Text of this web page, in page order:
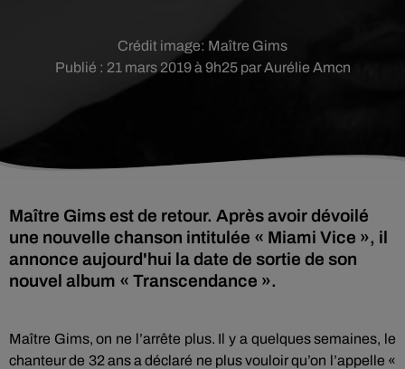
Publié : 21 mars 2019 à 9h25 par Aurélie Amcn
Crédit image: Maître Gims
Maître Gims est de retour. Après avoir dévoilé
une nouvelle chanson intitulée « Miami Vice », il
annonce aujourd'hui la date de sortie de son
nouvel album « Transcendance ».
Maître Gims, on ne l’arrête plus. Il y a quelques semaines, le
chanteur de 32 ans a déclaré ne plus vouloir qu’on l’appelle «